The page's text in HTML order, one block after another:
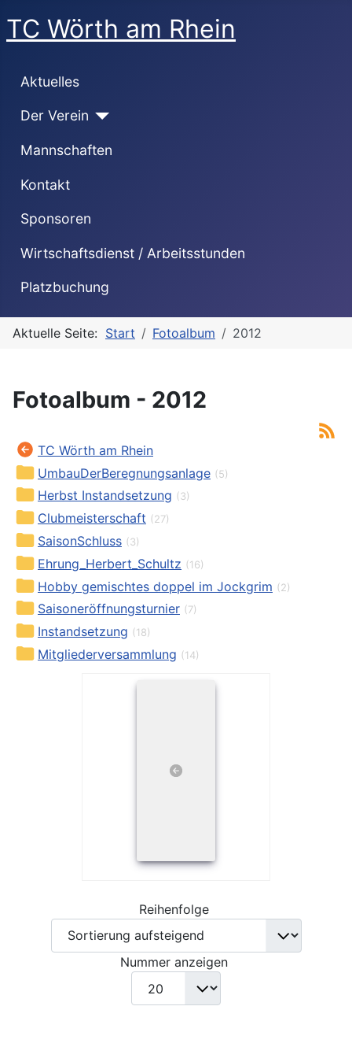
TC Wörth am Rhein
Aktuelles
Der Verein
Mannschaften
Kontakt
Sponsoren
Wirtschaftsdienst / Arbeitsstunden
Platzbuchung
Aktuelle Seite: Start Fotoalbum 2012
Fotoalbum - 2012
TC Wörth am Rhein
UmbauDerBeregnungsanlage (5)
Herbst Instandsetzung (3)
Clubmeisterschaft (27)
SaisonSchluss (3)
Ehrung_Herbert_Schultz (16)
Hobby gemischtes doppel im Jockgrim (2)
Saisoneröffnungsturnier (7)
Instandsetzung (18)
Mitgliederversammlung (14)
Reihenfolge
Nummer anzeigen